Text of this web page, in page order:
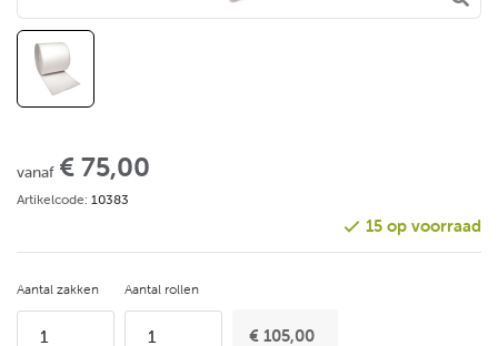
vanaf € 75,00
Artikelcode: 10383
15 op voorraad
Aantal zakken Aantal rollen
€ 105,00